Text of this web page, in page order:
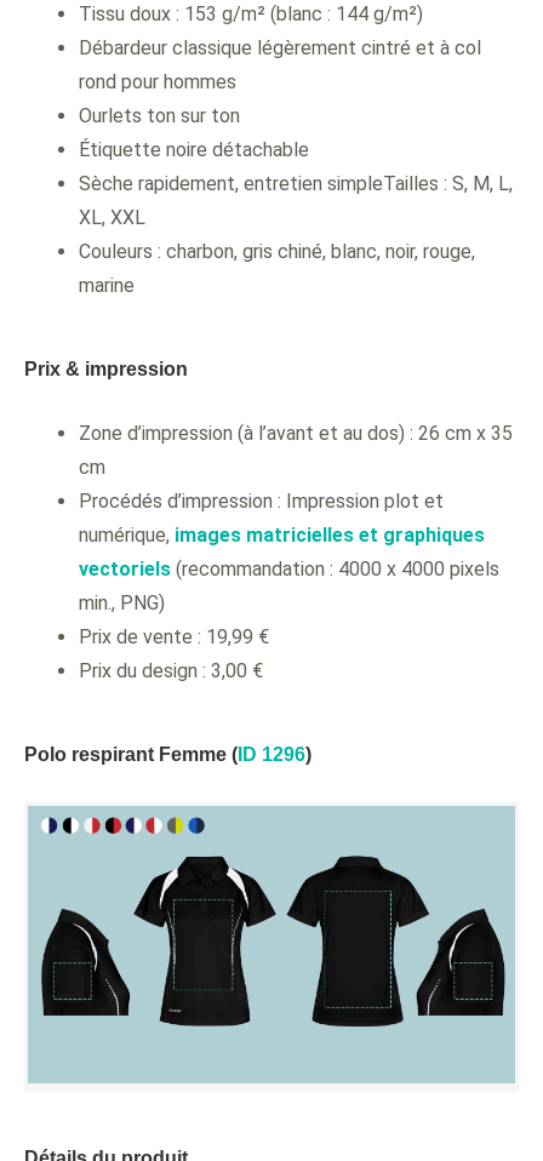
Tissu doux : 153 g/m² (blanc : 144 g/m²)
Débardeur classique légèrement cintré et à col
rond pour hommes
Ourlets ton sur ton
Étiquette noire détachable
Sèche rapidement, entretien simpleTailles : S, M, L,
XL, XXL
Couleurs : charbon, gris chiné, blanc, noir, rouge,
marine
Prix & impression
Zone d’impression (à l’avant et au dos) : 26 cm x 35
cm
Procédés d’impression : Impression plot et
numérique, images matricielles et graphiques
vectoriels (recommandation : 4000 x 4000 pixels
min., PNG)
Prix de vente : 19,99 €
Prix du design : 3,00 €
Polo respirant Femme ( ID 1296)